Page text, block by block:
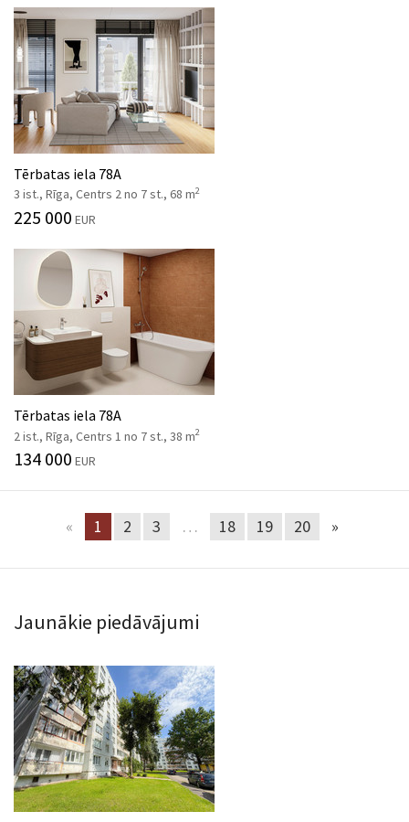
Tērbatas iela 78A
3 ist., Rīga, Centrs 2 no 7 st., 68 m2
225 000 EUR
Tērbatas iela 78A
2 ist., Rīga, Centrs 1 no 7 st., 38 m2
134 000 EUR
« 1 2 3 … 18 19 20 »
Jaunākie piedāvājumi